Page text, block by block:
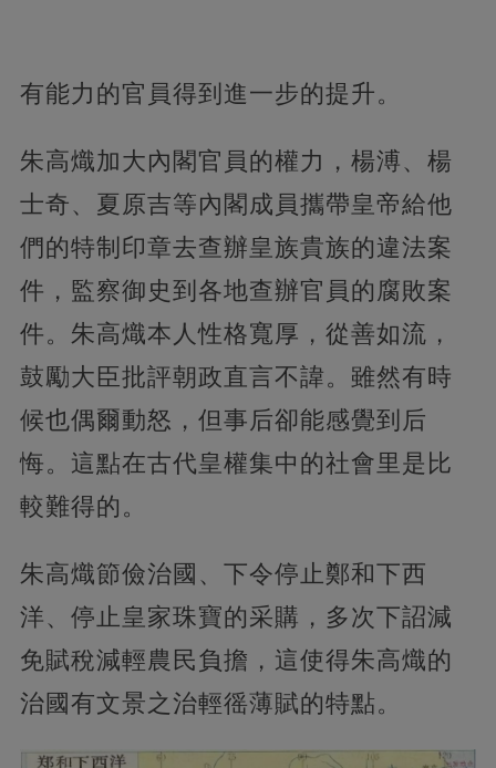
有能力的官員得到進一步的提升。
朱高熾加大內閣官員的權力，楊溥、楊
士奇、夏原吉等內閣成員攜帶皇帝給他
們的特制印章去查辦皇族貴族的違法案
件，監察御史到各地查辦官員的腐敗案
件。朱高熾本人性格寬厚，從善如流，
鼓勵大臣批評朝政直言不諱。雖然有時
候也偶爾動怒，但事后卻能感覺到后
悔。這點在古代皇權集中的社會里是比
較難得的。
朱高熾節儉治國、下令停止鄭和下西
洋、停止皇家珠寶的采購，多次下詔減
免賦稅減輕農民負擔，這使得朱高熾的
治國有文景之治輕徭薄賦的特點。